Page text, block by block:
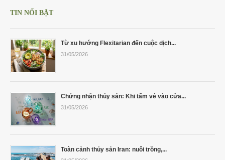
TIN NỔI BẬT
Từ xu hướng Flexitarian đến cuộc dịch...
31/05/2026
Chứng nhận thủy sản: Khi tấm vé vào cửa...
31/05/2026
Toàn cảnh thủy sản Iran: nuôi trồng,...